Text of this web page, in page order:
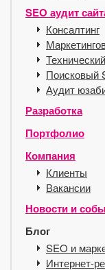
SEO аудит
Консалтинг
Поисковый
Аудит
Разработка
Портфолио
Компания
Клиенты
Вакансии
Новости и
Блог
SEO и
Интернет-